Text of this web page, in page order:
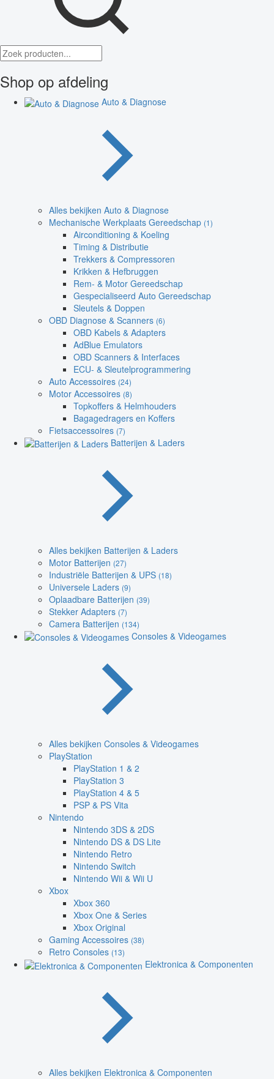
Shop op afdeling
Auto & Diagnose
Alles bekijken Auto & Diagnose
Mechanische Werkplaats Gereedschap (1)
Airconditioning & Koeling
Timing & Distributie
Trekkers & Compressoren
Krikken & Hefbruggen
Rem- & Motor Gereedschap
Gespecialiseerd Auto Gereedschap
Sleutels & Doppen
OBD Diagnose & Scanners (6)
OBD Kabels & Adapters
AdBlue Emulators
OBD Scanners & Interfaces
ECU- & Sleutelprogrammering
Auto Accessoires (24)
Motor Accessoires (8)
Topkoffers & Helmhouders
Bagagedragers en Koffers
Fietsaccessoires (7)
Batterijen & Laders
Alles bekijken Batterijen & Laders
Motor Batterijen (27)
Industriële Batterijen & UPS (18)
Universele Laders (9)
Oplaadbare Batterijen (39)
Stekker Adapters (7)
Camera Batterijen (134)
Consoles & Videogames
Alles bekijken Consoles & Videogames
PlayStation
PlayStation 1 & 2
PlayStation 3
PlayStation 4 & 5
PSP & PS Vita
Nintendo
Nintendo 3DS & 2DS
Nintendo DS & DS Lite
Nintendo Retro
Nintendo Switch
Nintendo Wii & Wii U
Xbox
Xbox 360
Xbox One & Series
Xbox Original
Gaming Accessoires (38)
Retro Consoles (13)
Elektronica & Componenten
Alles bekijken Elektronica & Componenten